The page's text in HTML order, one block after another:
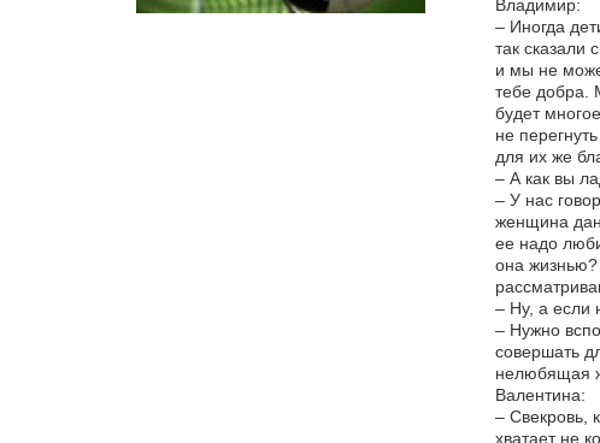
Владимир:
– Иногда
так сказали
и мы не
тебе добра.
будет
не
для их же
– А как вы
– У нас
женщина
ее надо
она жизнью?
– Ну, а если
– Нужно
совершать
нелюбящая
Валентина:
– Свекровь,
хватает не